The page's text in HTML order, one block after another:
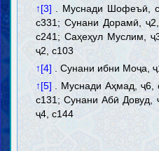
↑[3] . Муснади Шофеъӣ,
с331; Сунани Дорамӣ,
с241; Саҳеҳул Муслим,
ҷ2, с103
↑[4] . Сунани ибни Моҷа,
↑[5] . Муснади Аҳмад, ҷ6,
с131; Сунани Абӣ Довуд,
ҷ4, с144
Вуҷуди Маҳдӣ ва
Мансур ва наҳзати
Нишонаҳои зуҳури
Шинохти охират
Руҳ, Ҷин ва Фариштагон
Барзах, Қиёмат, Биҳишт ва
Раҷъат, Ҳулул ва Таносух
Шинохти имон ва куфр
Имон ва маротиби он